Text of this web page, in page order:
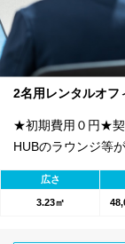
2名用レンタルオフ
★初期費用０円★契
HUBのラウンジ等
1800のワークスペ
広さ
3.23㎡